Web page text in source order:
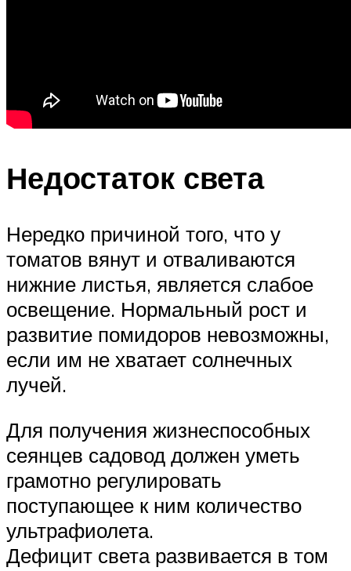
Недостаток света
Нередко причиной того, что у
томатов вянут и отваливаются
нижние листья, является слабое
освещение. Нормальный рост и
развитие помидоров невозможны,
если им не хватает солнечных
лучей.
Для получения жизнеспособных
сеянцев садовод должен уметь
грамотно регулировать
поступающее к ним количество
ультрафиолета.
Дефицит света развивается в том